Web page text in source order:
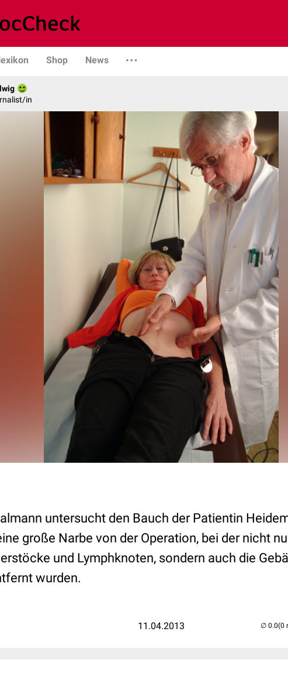
Shop News
in
untersucht den Bauch der Patientin
große Narbe von der Operation, bei der nicht
und Lymphknoten, sondern auch die
wurden.
11.04.2013 (0